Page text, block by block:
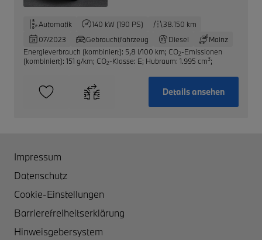
Automatik 140 kW (190 PS)
38.150 km
07/2023
Gebrauchtfahrzeug Diesel
Mainz
Energieverbrauch (kombiniert): 5,8 l/100 km; CO2-Emissionen
(kombiniert): 151 g/km; CO2-Klasse: E; Hubraum: 1.995 cm3;
Details ansehen
Impressum
Datenschutz
Cookie-Einstellungen
Barrierefreiheitserklärung
Hinweisgebersystem